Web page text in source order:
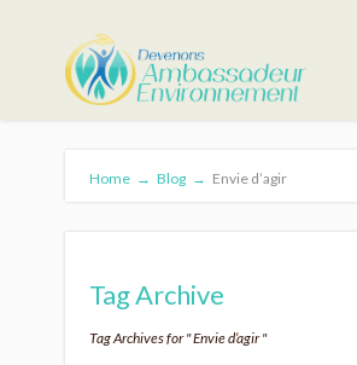
Home → Blog → Envie d’agir
Tag Archive
Tag Archives for " Envie d’agir "